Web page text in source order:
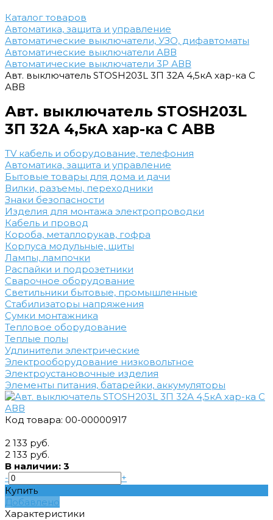
Каталог товаров
Автоматика, защита и управление
Автоматические выключатели, УЗО, дифавтоматы
Автоматические выключатели АВВ
Автоматические выключатели 3Р АВВ
Авт. выключатель STOSH203L 3П 32А 4,5кА хар-ка С
АВВ
Авт. выключатель STOSH203L
3П 32А 4,5кА хар-ка С АВВ
TV кабель и оборудование, телефония
Автоматика, защита и управление
Бытовые товары для дома и дачи
Вилки, разъемы, переходники
Знаки безопасности
Изделия для монтажа электропроводки
Кабель и провод
Короба, металлорукав, гофра
Корпуса модульные, щиты
Лампы, лампочки
Распайки и подрозетники
Сварочное оборудование
Светильники бытовые, промышленные
Стабилизаторы напряжения
Сумки монтажника
Тепловое оборудование
Теплые полы
Удлинители электрические
Электрооборудование низковольтное
Электроустановочные изделия
Элементы питания, батарейки, аккумуляторы
Код товара: 00-00000917
2 133 руб.
2 133 руб.
В наличии: 3
-
+
Купить
Добавлено
Характеристики